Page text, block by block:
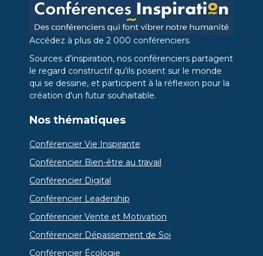
Accédez à plus de 2 000 conférenciers.
Sources d’inspiration, nos conférenciers partagent
le regard constructif qu'ils posent sur le monde
qui se dessine, et participent à la réflexion pour la
création d'un futur souhaitable.
Nos thématiques
Conférencier Vie Inspirante
Conférencier Bien-être au travail
Conférencier Digital
Conférencier Leadership
Conférencier Vente et Motivation
Conférencier Dépassement de Soi
Conférencier Écologie